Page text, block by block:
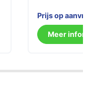
Prijs op
Meer